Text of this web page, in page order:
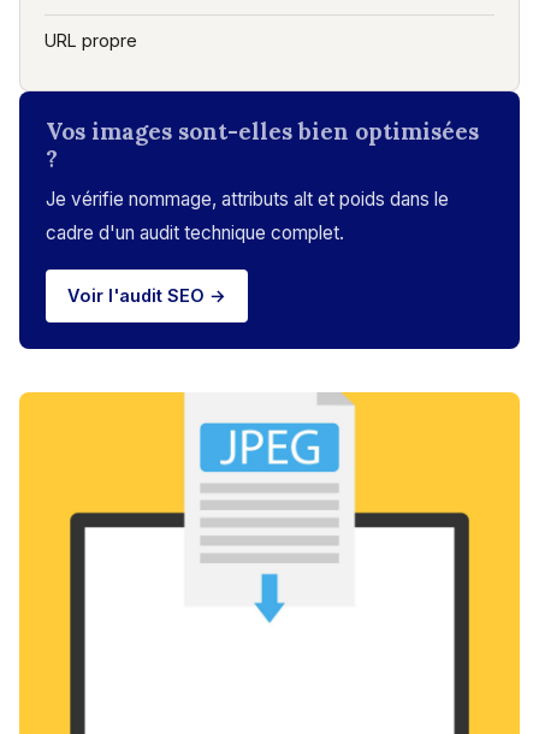
URL propre
Vos images sont-elles bien optimisées
?
Je vérifie nommage, attributs alt et poids dans le
cadre d'un audit technique complet.
Voir l'audit SEO →